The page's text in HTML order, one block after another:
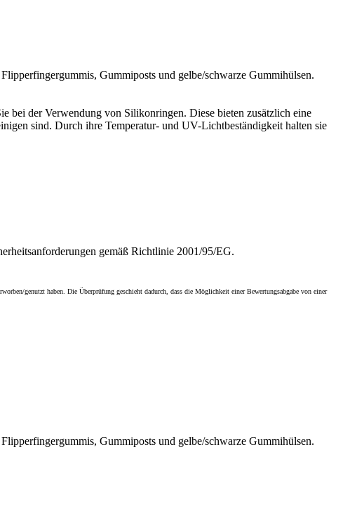
Gummiposts und gelbe/schwarze Gummihülsen.
bei der Verwendung von Silikonringen. Diese bieten zusätzlich eine
sind. Durch ihre Temperatur- und UV-Lichtbeständigkeit halten sie
gemäß Richtlinie 2001/95/EG.
genutzt haben. Die Überprüfung geschieht dadurch, dass die Möglichkeit einer Bewertungsabgabe von einer
Gummiposts und gelbe/schwarze Gummihülsen.